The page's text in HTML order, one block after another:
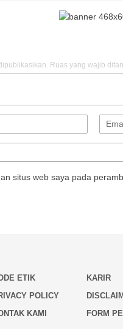
Ruas yang wajib
situs web saya pada
ETIK
KARIR
POLICY
KAMI
FORM